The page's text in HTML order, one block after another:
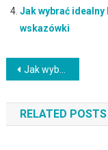
Jak wybrać
wskazówki
Nawigacja
wpisu
Jak wybrać najlepszy krem do twarzy? Przewodnik po pielęgnacji skóry
RELATED POSTS